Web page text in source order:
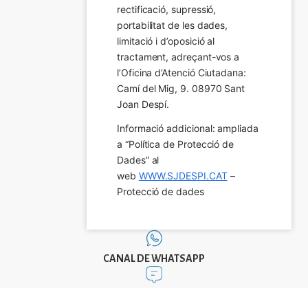
rectificació, supressió,
portabilitat de les dades,
limitació i d’oposició al
tractament, adreçant-vos a
l’Oficina d’Atenció Ciutadana:
Camí del Mig, 9. 08970 Sant
Joan Despí.
Informació addicional: ampliada
a “Política de Protecció de
Dades” al
web WWW.SJDESPI.CAT –
Protecció de dades
CANAL DE WHATSAPP